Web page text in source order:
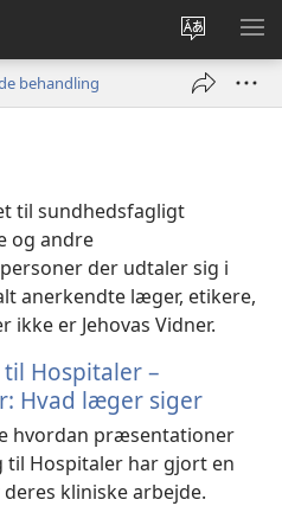
Vælg
sprog
VIS
behandling
til sundhedsfagligt
og andre
der udtaler sig i
anerkendte læger, etikere,
er Jehovas Vidner.
Hospitaler –
Hvad læger siger
hvordan præsentationer
til Hospitaler har gjort en
kliniske arbejde.